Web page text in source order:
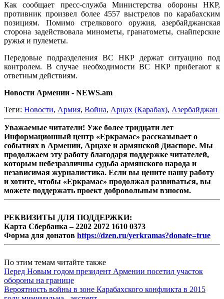
Как сообщает пресс-служба Министерства обороны НКР,
противник произвел более 4557 выстрелов по карабахским
позициям. Помимо стрелкового оружия, азербайджанская
сторона задействовала минометы, гранатометы, снайперские
ружья и пулеметы.
Передовые подразделения ВС НКР держат ситуацию под
контролем. В случае необходимости ВС НКР прибегают к
ответным действиям.
Новости Армении - NEWS.am
Теги: Новости, Армия, Война, Арцах (Карабах), Азербайджан
Уважаемые читатели! Уже более тридцати лет
Информационный центр «Еркрамас» рассказывает о
событиях в Армении, Арцахе и армянской Диаспоре. Мы
продолжаем эту работу благодаря поддержке читателей,
которым небезразличны судьба армянского народа и
независимая журналистика. Если вы цените нашу работу
и хотите, чтобы «Еркрамас» продолжал развиваться, вы
можете поддержать проект добровольным взносом.
РЕКВИЗИТЫ ДЛЯ ПОДДЕРЖКИ:
Карта Сбербанка – 2202 2072 1610 0373
Форма для донатов https://dzen.ru/yerkramas?donate=true
По этим темам читайте также
Перед Новым годом президент Армении посетил участок
обороны на границе
Вероятность войны в зоне Карабахского конфликта в 2015